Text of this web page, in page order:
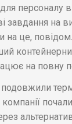
персоналу
завдання на
це,
на повну